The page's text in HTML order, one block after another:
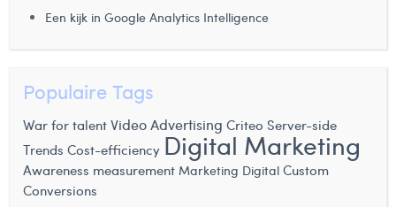
Een kijk in Google Analytics Intelligence
Populaire Tags
War for talent Video Advertising Criteo Server-side
Trends Cost-efficiency Digital Marketing
Awareness measurement Marketing Digital Custom
Conversions